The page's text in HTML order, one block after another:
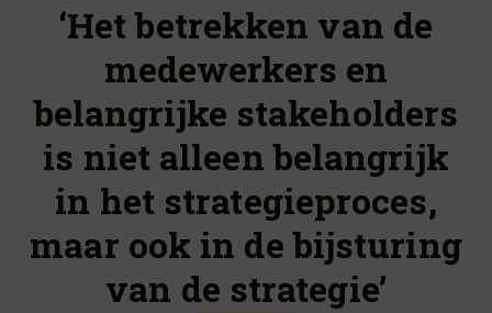
‘Het betrekken van de
medewerkers en
belangrijke stakeholders
is niet alleen belangrijk
in het strategieproces,
maar ook in de bijsturing
van de strategie’